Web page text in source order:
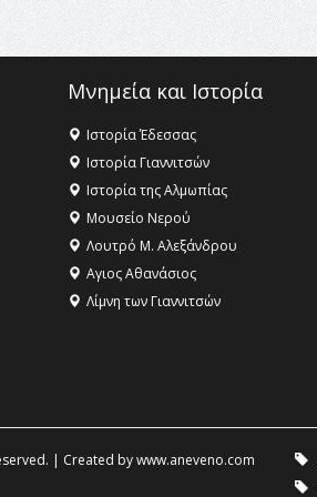
Μνημεία και Ιστορία
Ιστορία Έδεσσας
Ιστορία Γιαννιτσών
Ιστορία της Αλμωπίας
Μουσείο Νερού
Λουτρό Μ. Αλεξάνδρου
Αγιος Αθανάσιος
Λίμνη των Γιαννιτσών
| Created bywww.aneveno.com